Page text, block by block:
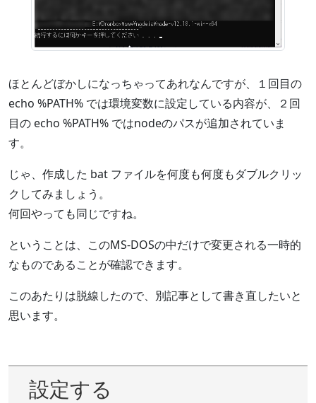
ほとんどぼかしになっちゃってあれなんですが、１回目の
echo %PATH% では環境変数に設定している内容が、２回
目の echo %PATH% ではnodeのパスが追加されていま
す。
じゃ、作成した bat ファイルを何度も何度もダブルクリッ
クしてみましょう。
何回やっても同じですね。
ということは、このMS-DOSの中だけで変更される一時的
なものであることが確認できます。
このあたりは脱線したので、別記事として書き直したいと
思います。
設定する